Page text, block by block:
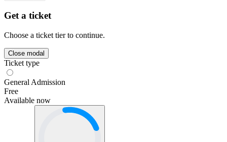
Get a ticket
Choose a ticket tier to continue.
Close modal
Ticket type
General Admission
Free
Available now